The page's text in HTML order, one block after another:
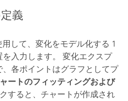
義
して、変化をモデル化する 1
入力します。 変化エクスプ
、各ポイントはグラフとしてプ
ートのフィッティングおよび
すると、チャートが作成され